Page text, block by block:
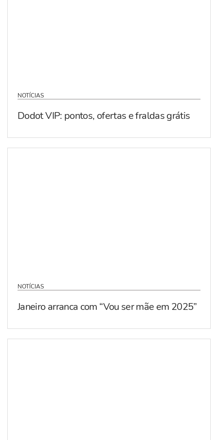
NOTÍCIAS
Dodot VIP: pontos, ofertas e fraldas grátis
NOTÍCIAS
Janeiro arranca com “Vou ser mãe em 2025”